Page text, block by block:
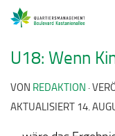
U18: Wenn
VON REDAKTION ·
AKTUALISIERT 14.